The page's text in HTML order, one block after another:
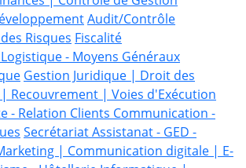
Audit/Contrôle
Risques Fiscalité
- Moyens Généraux
Gestion Juridique | Droit des
Recouvrement | Voies d'Exécution
- Relation Clients Communication -
Secrétariat Assistanat - GED -
| Communication digitale | E-